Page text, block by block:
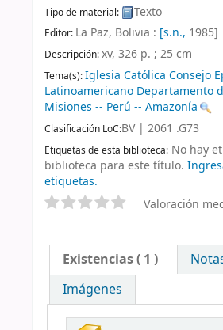
Tipo de material: Texto
Editor: La Paz, Bolivia : [s.n., 1985]
Descripción:xv, 326 p. ; 25 cm
Tema(s):Iglesia Católica Consejo
Latinoamericano Departamento
Misiones -- Perú -- Amazonía
Clasificación LoC:BV | 2061 .G73
Etiquetas de esta biblioteca: No hay
biblioteca para este título.
etiquetas.
Valoración
Existencias( 1 )
Imágenes